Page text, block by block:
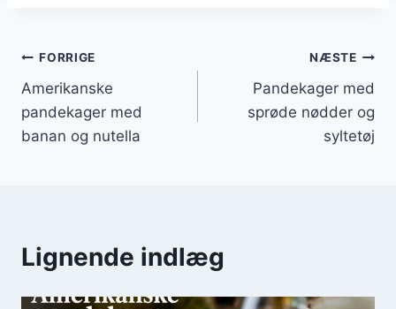
Indlægsnavigation
FORRIGE
Amerikanske
pandekager med
banan og nutella
NÆSTE
Pandekager med
sprøde nødder og
syltetøj
Lignende indlæg